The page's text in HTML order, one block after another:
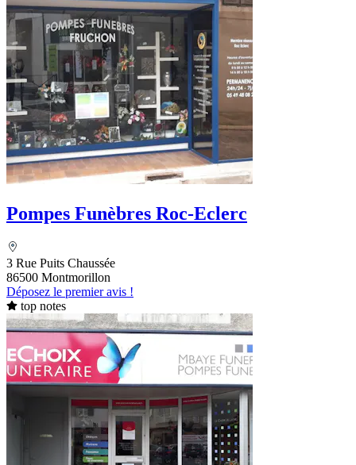
Pompes Funèbres Roc-Eclerc
3 Rue Puits Chaussée
86500 Montmorillon
Déposez le premier avis !
top notes